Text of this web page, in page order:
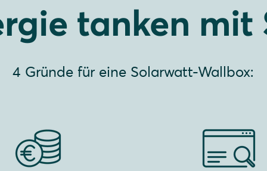
tanken mit
4 Gründe für eine Solarwatt-Wallbox: